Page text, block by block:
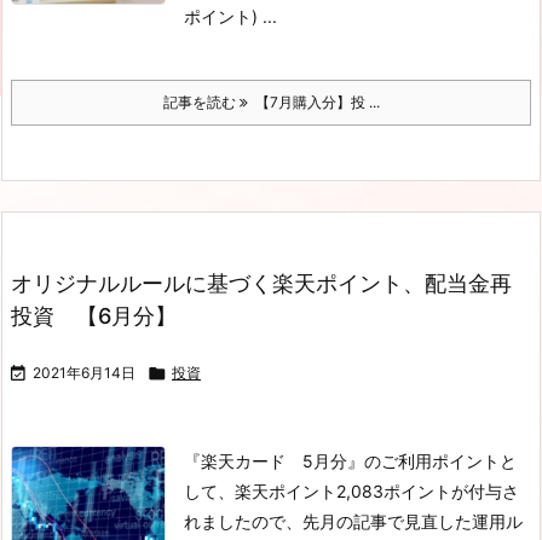
ポイント) ...
記事を読む 【7月購入分】投 ...
オリジナルルールに基づく楽天ポイント、配当金再
投資 【6月分】
 2021年6月14日  投資
『楽天カード 5月分』のご利用ポイントと
して、楽天ポイント2,083ポイントが付与さ
れましたので、先月の記事で見直した運用ル